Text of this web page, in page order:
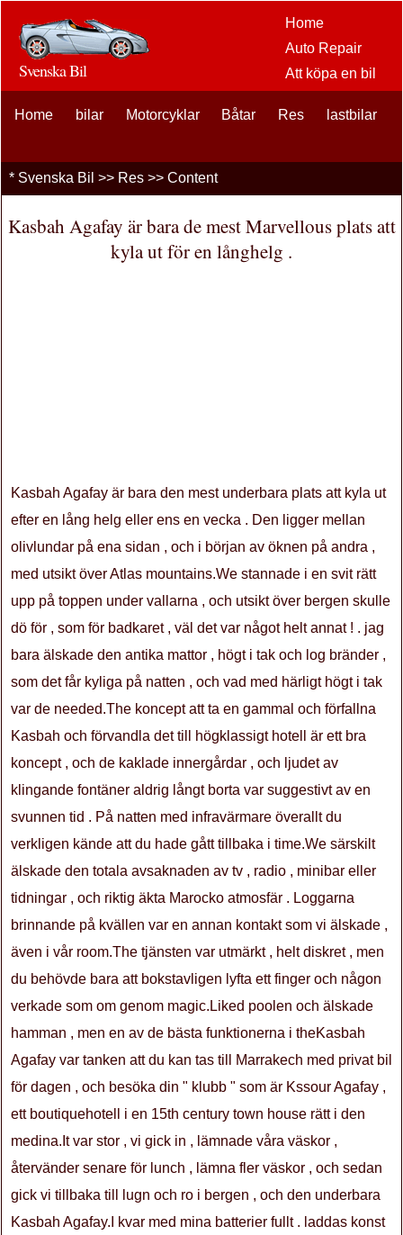
Home
Auto Repair
Att köpa en bil
eftermarknaden
Finansiering
Svenska Bil
Home bilar Motorcyklar Båtar Res lastbilar
* Svenska Bil >> Res >> Content
Kasbah Agafay är bara de mest Marvellous plats att
kyla ut för en långhelg .
Kasbah Agafay är bara den mest underbara plats att kyla ut
efter en lång helg eller ens en vecka . Den ligger mellan
olivlundar på ena sidan , och i början av öknen på andra ,
med utsikt över Atlas mountains.We stannade i en svit rätt
upp på toppen under vallarna , och utsikt över bergen skulle
dö för , som för badkaret , väl det var något helt annat ! . jag
bara älskade den antika mattor , högt i tak och log bränder ,
som det får kyliga på natten , och vad med härligt högt i tak
var de needed.The koncept att ta en gammal och förfallna
Kasbah och förvandla det till högklassigt hotell är ett bra
koncept , och de kaklade innergårdar , och ljudet av
klingande fontäner aldrig långt borta var suggestivt av en
svunnen tid . På natten med infravärmare överallt du
verkligen kände att du hade gått tillbaka i time.We särskilt
älskade den totala avsaknaden av tv , radio , minibar eller
tidningar , och riktig äkta Marocko atmosfär . Loggarna
brinnande på kvällen var en annan kontakt som vi älskade ,
även i vår room.The tjänsten var utmärkt , helt diskret , men
du behövde bara att bokstavligen lyfta ett finger och någon
verkade som om genom magic.Liked poolen och älskade
hamman , men en av de bästa funktionerna i theKasbah
Agafay var tanken att du kan tas till Marrakech med privat bil
för dagen , och besöka din " klubb " som är Kssour Agafay ,
ett boutiquehotell i en 15th century town house rätt i den
medina.It var stor , vi gick in , lämnade våra väskor ,
återvänder senare för lunch , lämna fler väskor , och sedan
gick vi tillbaka till lugn och ro i bergen , och den underbara
Kasbah Agafay.I kvar med mina batterier fullt . laddas konst